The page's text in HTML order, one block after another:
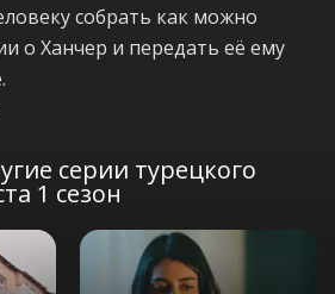
собрать как можно
о Ханчер и передать её ему
серии турецкого
1 сезон